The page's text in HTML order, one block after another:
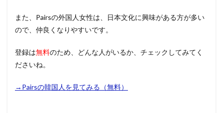
また、Pairsの外国人女性は、日本文化に興味がある方が多い
ので、仲良くなりやすいです。
登録は無料のため、どんな人がいるか、チェックしてみてく
ださいね。
→Pairsの韓国人を見てみる（無料）